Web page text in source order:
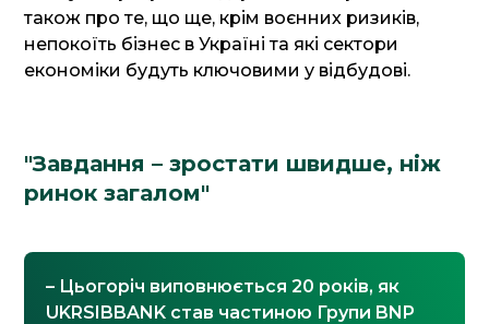
також про те, що ще, крім воєнних ризиків,
непокоїть бізнес в Україні та які сектори
економіки будуть ключовими у відбудові.
"Завдання – зростати швидше, ніж
ринок загалом"
– Цьогоріч виповнюється 20 років, як
UKRSIBBANK став частиною Групи BNP